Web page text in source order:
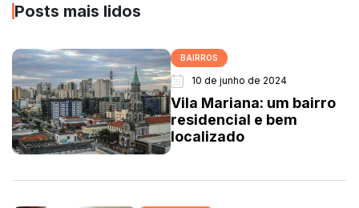
Posts mais lidos
BAIRROS
10 de junho de 2024
Vila Mariana: um bairro
residencial e bem
localizado